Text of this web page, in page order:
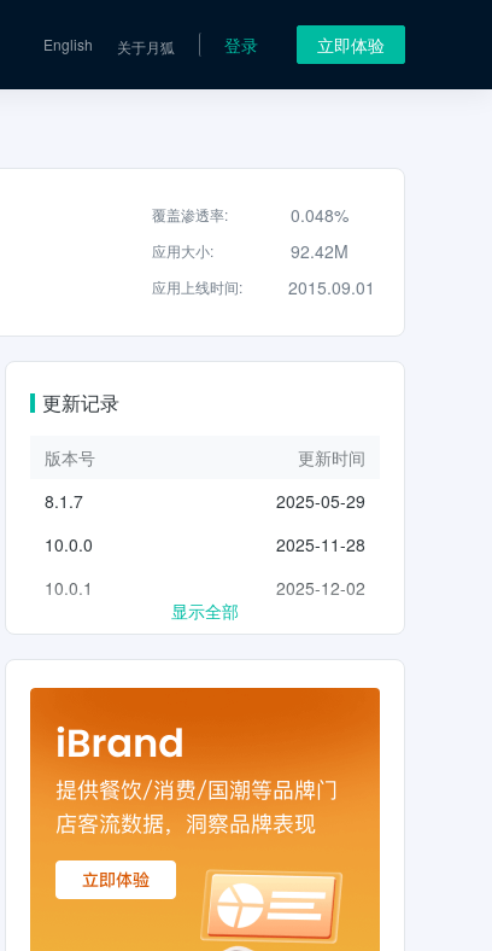
English 关于月狐 登录 立即体验
覆盖渗透率: 0.048%
应用大小: 92.42M
应用上线时间: 2015.09.01
更新记录
版本号
更新时间
8.1.7
2025-05-29
10.0.0
2025-11-28
10.0.1
2025-12-02
显示全部